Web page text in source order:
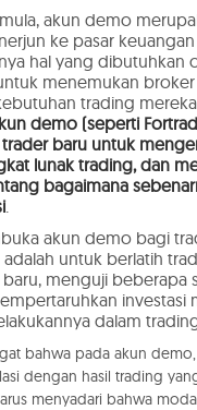
akun demo
ke pasar
hal yang dibutuhkan
menemukan
trading mereka.
demo (seperti
baru untuk
lunak trading, dan
bagaimana
.
akun demo bagi
untuk berlatih
menguji beberapa
investasi
dalam
bahwa pada akun demo,
dengan hasil trading
menyadari bahwa